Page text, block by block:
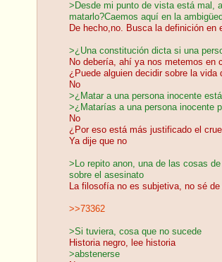
>Desde mi punto de vista está mal,
matarlo?Caemos aquí en la
De hecho,no. Busca la definición
>¿Una constitución dicta si una
No debería, ahí ya nos metemos en
¿Puede alguien decidir sobre la vida
No
>¿Matar a una persona inocente
>¿Matarías a una persona inocente
No
¿Por eso está más justificado el
Ya dije que no
>Lo repito anon, una de las cosas
sobre el asesinato
La filosofía no es subjetiva, no sé
>>73362
>Si tuviera, cosa que no sucede
Historia negro, lee historia
>abstenerse